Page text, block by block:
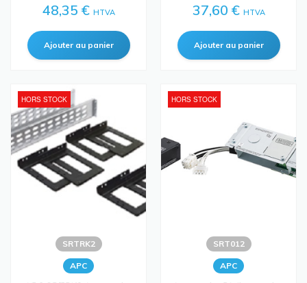
48,35 € HTVA 37,60 € HTVA
HORS STOCK
SRTRK2
APC
HORS STOCK
SRT012
APC